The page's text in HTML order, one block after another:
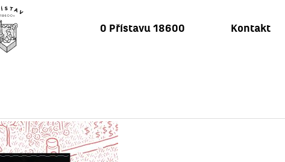
O Přístavu 18600 Kontakt